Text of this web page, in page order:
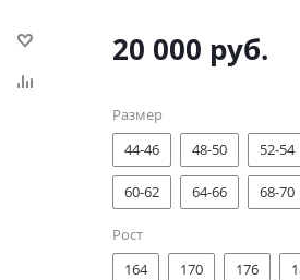
20 000 руб.
Размер
44-46
48-50 52-54
60-62 64-66 68-70
Рост
164
170 176